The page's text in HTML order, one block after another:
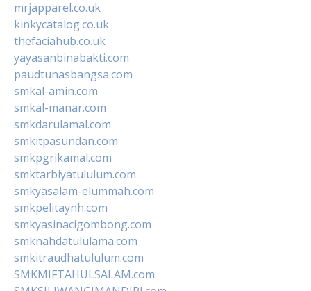
mrjapparel.co.uk
kinkycatalog.co.uk
thefaciahub.co.uk
yayasanbinabakti.com
paudtunasbangsa.com
smkal-amin.com
smkal-manar.com
smkdarulamal.com
smkitpasundan.com
smkpgrikamal.com
smktarbiyatululum.com
smkyasalam-elummah.com
smkpelitaynh.com
smkyasinacigombong.com
smknahdatululama.com
smkitraudhatululum.com
SMKMIFTAHULSALAM.com